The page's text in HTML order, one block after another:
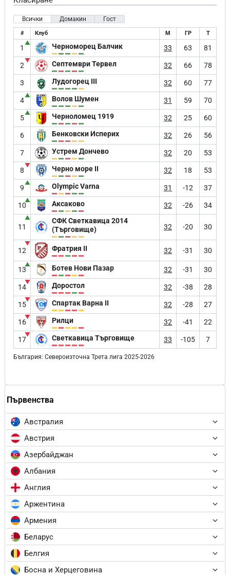
Първенства
Австралия
Австрия
Азербайджан
Албания
Англия
Аржентина
Армения
Беларус
Белгия
Босна и Херцеговина
Всички Домакин Гост
# Клуб М ГР Т
1
▲ Черноморец Балчик 33 63 81
2
▼ Септември Тервел 32 66 78
3 Лудогорец III 32 60 77
4
▲ Волов Шумен 31 59 70
5
▲ Черноломец 1919 32 25 60
6 Бенковски Исперих 32 26 56
7 Устрем Дончево 32 20 53
8
▼ Черно море II 32 18 53
9
▲ Olympic Varna 31 -12 37
10
▲ Аксаково 32 -26 34
11
▲
СФК Светкавица 2014
(Търговище)
32 -20 30
12
▼
Фратрия II 32 -31 30
13
▲ Ботев Нови Пазар 32 -31 30
14
▼ Доростол 32 -38 28
15
▼ Спартак Варна II 32 -28 27
16
▼ Рилци 32 -41 22
17
▼ Светкавица Търговище 33 -105 7
България: Североизточна Трета лига 2025-2026